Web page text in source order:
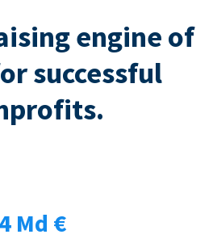
engine of
successful
4 Md €